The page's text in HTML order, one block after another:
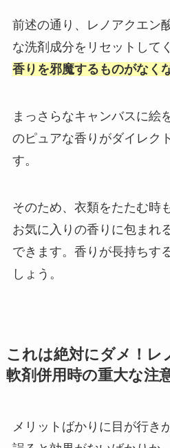
前述の通り、レノアクエン
な洗剤成分をリセットして
香りを邪魔するものがなく
まっさらなキャンバスに絵
のピュアな香りがダイレク
す。
そのため、衣類をたたむ時
お気に入りの香りに包まれ
できます。香りが長持ちす
しょう。
これは絶対にダメ！レ
軟剤併用時の重大な注
メリットばかりに目が行き